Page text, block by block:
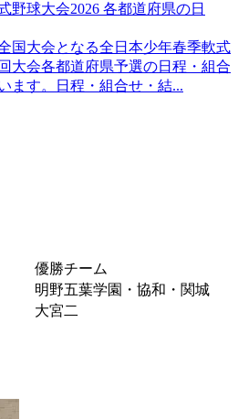
野球大会2026 各都道府県の日
国大会となる全日本少年春季軟式
大会各都道府県予選の日程・組合
ます。日程・組合せ・結...
優勝チーム
明野五葉学園・協和・関城
大宮二